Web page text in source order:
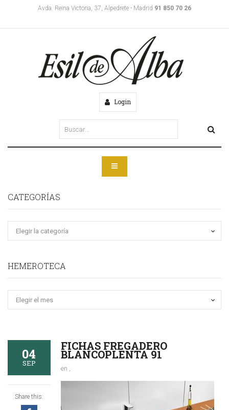
Avda. Reina Victoria, 37, Alpedrete - Madrid 91 850 70 26
Login
CATEGORÍAS
HEMEROTECA
04
SEP
Share this:
FICHAS FREGADERO
BLANCOPLENTA 91
en ,